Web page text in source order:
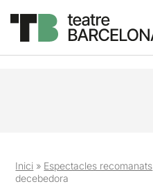
Inici » Espectacles recomanats
decebedora